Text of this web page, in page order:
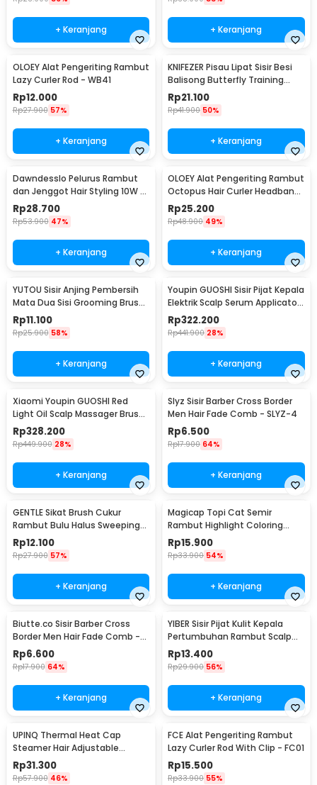
+ Keranjang + Keranjang
OLOEY Alat Pengeriting Rambut
Lazy Curler Rod - WB41
Rp12.000
Rp27.900 57%
+ Keranjang
KNIFEZER Pisau Lipat Sisir Besi
Balisong Butterfly Training
Knife - LF-989
Rp21.100
Rp41.900 50%
+ Keranjang
Dawndesslo Pelurus Rambut
dan Jenggot Hair Styling 10W -
CM-702
Rp28.700
Rp53.900 47%
+ Keranjang
OLOEY Alat Pengeriting Rambut
Octopus Hair Curler Headband
- WB42
Rp25.200
Rp48.900 49%
+ Keranjang
YUTOU Sisir Anjing Pembersih
Mata Dua Sisi Grooming Brush
- BE0276
Rp11.100
Rp25.900 58%
+ Keranjang
Youpin GUOSHI Sisir Pijat Kepala
Elektrik Scalp Serum Applicator
Comb - KH-2213
Rp322.200
Rp441.900 28%
+ Keranjang
Xiaomi Youpin GUOSHI Red
Light Oil Scalp Massager Brush
Rechargeable - KH-2213
Rp328.200
Rp449.900 28%
+ Keranjang
Slyz Sisir Barber Cross Border
Men Hair Fade Comb - SLYZ-4
Rp6.500
Rp17.900 64%
+ Keranjang
GENTLE Sikat Brush Cukur
Rambut Bulu Halus Sweeping
Hair Cleaning - G14
Rp12.100
Rp27.900 57%
+ Keranjang
Magicap Topi Cat Semir
Rambut Highlight Coloring
Bleaching Hair Cap - MC809
Rp15.900
Rp33.900 54%
+ Keranjang
Biutte.co Sisir Barber Cross
Border Men Hair Fade Comb -
SLYZ-5
Rp6.600
Rp17.900 64%
+ Keranjang
YIBER Sisir Pijat Kulit Kepala
Pertumbuhan Rambut Scalp
Applicator 6ml - YSP2
Rp13.400
Rp29.900 56%
+ Keranjang
UPINQ Thermal Heat Cap
Steamer Hair Adjustable
Heating EU Plug - UP30
Rp31.300
Rp57.900 46%
FCE Alat Pengeriting Rambut
Lazy Curler Rod With Clip - FC01
Rp15.500
Rp33.900 55%